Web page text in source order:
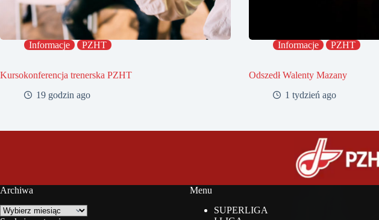
Informacje PZHT
Kursokonferencja trenerska PZHT
19 godzin ago
Informacje PZHT
Odszedł Walenty Mazany
1 tydzień ago
Archiwa
Archiwa
Menu
SUPERLIGA